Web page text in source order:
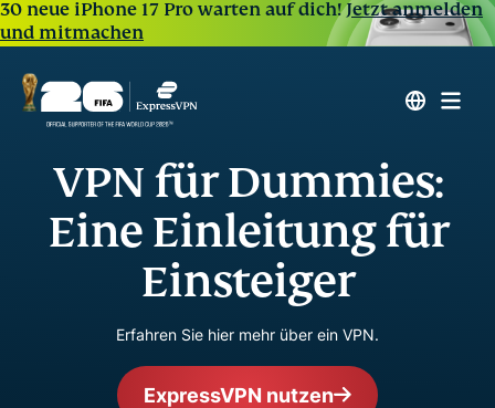
30 neue iPhone 17 Pro warten auf dich!Jetzt anmelden
und mitmachen
VPN für Dummies:
Eine Einleitung für
Einsteiger
Erfahren Sie hier mehr über ein VPN.
ExpressVPN nutzen